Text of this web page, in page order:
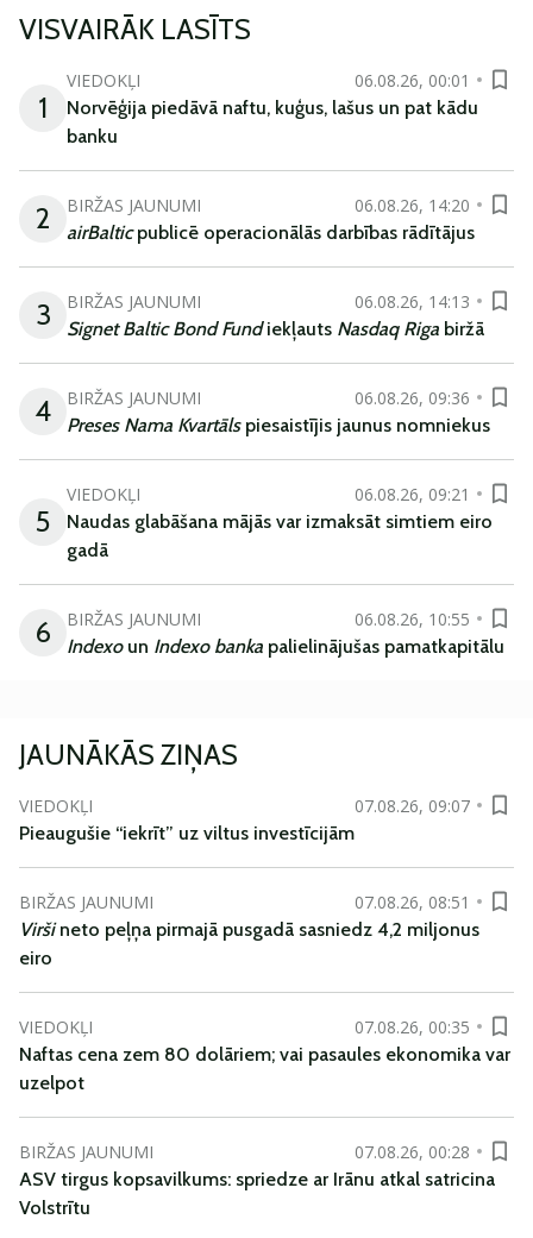
VISVAIRĀK LASĪTS
1
VIEDOKĻI
06.08.26, 00:01
Norvēģija piedāvā naftu, kuģus, lašus un pat kādu
banku
2 BIRŽAS JAUNUMI
06.08.26, 14:20
airBalticpublicē operacionālās darbības rādītājus
3 BIRŽAS JAUNUMI
06.08.26, 14:13
Signet Baltic Bond Fundiekļauts Nasdaq Riga biržā
4 BIRŽAS JAUNUMI
06.08.26, 09:36
Preses Nama Kvartāls piesaistījis jaunus nomniekus
5
VIEDOKĻI
06.08.26, 09:21
Naudas glabāšana mājās var izmaksāt simtiem eiro
gadā
6 BIRŽAS JAUNUMI
06.08.26, 10:55
Indexoun Indexo banka palielinājušas pamatkapitālu
JAUNĀKĀS ZIŅAS
VIEDOKĻI
07.08.26, 09:07
Pieaugušie “iekrīt” uz viltus investīcijām
BIRŽAS JAUNUMI
07.08.26, 08:51
Viršineto peļņa pirmajā pusgadā sasniedz 4,2 miljonus
eiro
VIEDOKĻI
07.08.26, 00:35
Naftas cena zem 80 dolāriem; vai pasaules ekonomika var
uzelpot
BIRŽAS JAUNUMI
07.08.26, 00:28
ASV tirgus kopsavilkums: spriedze ar Irānu atkal satricina
Volstrītu